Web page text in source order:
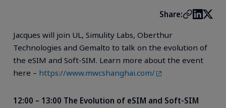
Share:
Jacques will join UL, Simulity Labs, Oberthur
Technologies and Gemalto to talk on the evolution of
the eSIM and Soft-SIM. Learn more about the event
here – https://www.mwcshanghai.com/
12:00 – 13:00 The Evolution of eSIM and Soft-SIM